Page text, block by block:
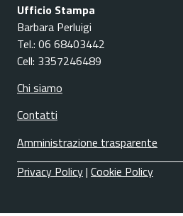
Ufficio Stampa
Barbara Perluigi
Tel.: 06 68403442
Cell: 3357246489
Chi siamo
Contatti
Amministrazione trasparente
Privacy Policy| Cookie Policy